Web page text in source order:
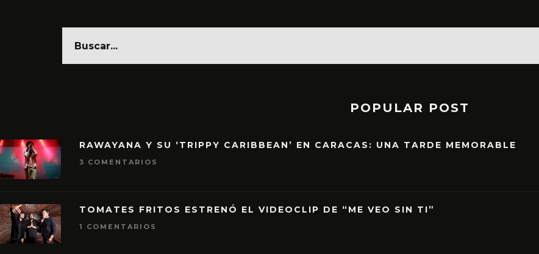
POPULAR POST
RAWAYANA Y SU ‘TRIPPY CARIBBEAN’ EN CARACAS: UNA TARDE MEMORABLE
3 COMENTARIOS
TOMATES FRITOS ESTRENÓ EL VIDEOCLIP DE “ME VEO SIN TI”
1 COMENTARIOS